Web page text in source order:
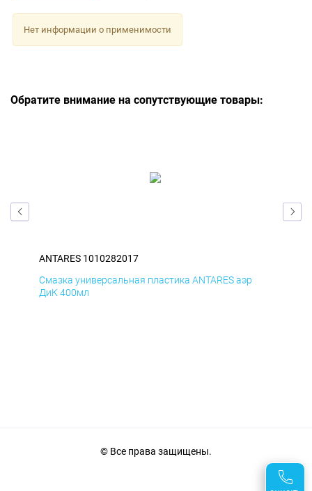
Нет информации о применимости
Обратите внимание на сопутствующие товары:
ANTARES 1010282017
Смазка универсальная пластика ANTARES аэр
ДиК 400мл
© Все права защищены.